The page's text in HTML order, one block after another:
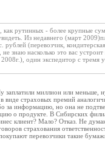
рутинных - более крупные
Из недавнего (март
(перевозчик,
насколько это вас
один экспедитор с
заплатили миллион или
виде страховых премий
за информацию, но она не
о продукте. В Сибирских
клиент? Мало? Отказ. Не
страхования
перевозчики такие